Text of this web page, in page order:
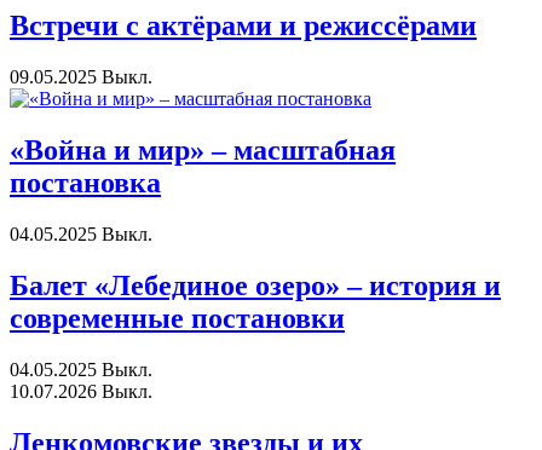
Встречи с актёрами и режиссёрами
09.05.2025 Выкл.
«Война и мир» – масштабная
постановка
04.05.2025 Выкл.
Балет «Лебединое озеро» – история и
современные постановки
04.05.2025 Выкл.
10.07.2026 Выкл.
Ленкомовские звезды и их